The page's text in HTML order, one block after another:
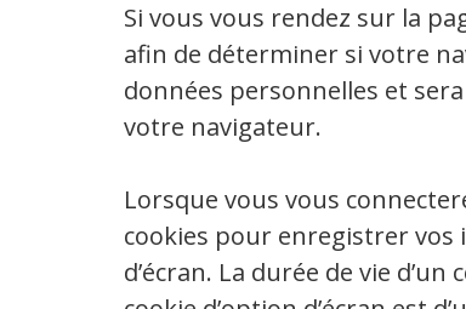
Si vous vous rendez sur la
afin de déterminer si votre
données personnelles et
votre navigateur.
Lorsque vous vous
cookies pour enregistrer
d’écran. La durée de vie